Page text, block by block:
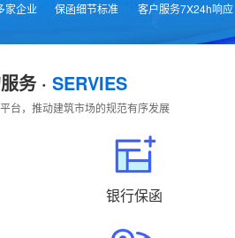
国外 返回主站
家企业
保函细节标准
客户服务7X24h响应
务 · SERVIES
台，推动建筑市场的规范有序发展
银行保函